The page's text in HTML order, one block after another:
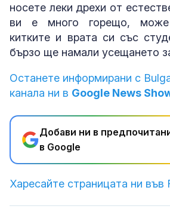
носете леки дрехи от
ви е много горещо,
китките и врата си със
бързо ще намали усещането
Останете информирани с
канала ни в Google News
Добави ни в
в Google
Харесайте страницата ни във